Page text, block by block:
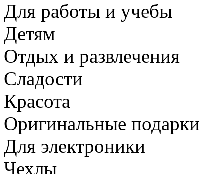
Для работы и учебы
Детям
Отдых и развлечения
Сладости
Красота
Оригинальные подарки
Для электроники
Чехлы